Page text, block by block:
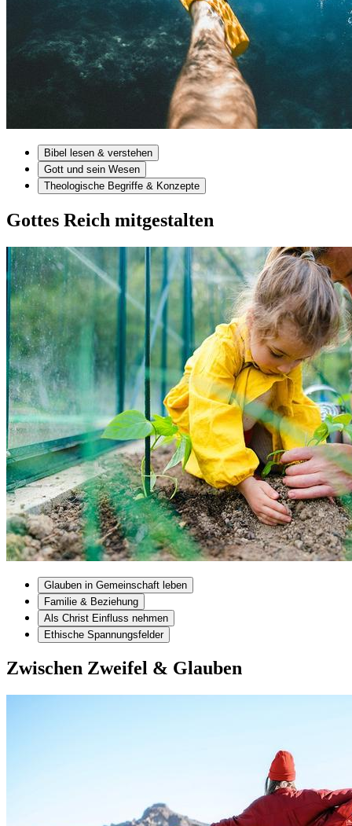
Bibel lesen & verstehen
Gott und sein Wesen
Theologische Begriffe & Konzepte
Gottes Reich mitgestalten
Glauben in Gemeinschaft leben
Familie & Beziehung
Als Christ Einfluss nehmen
Ethische Spannungsfelder
Zwischen Zweifel & Glauben